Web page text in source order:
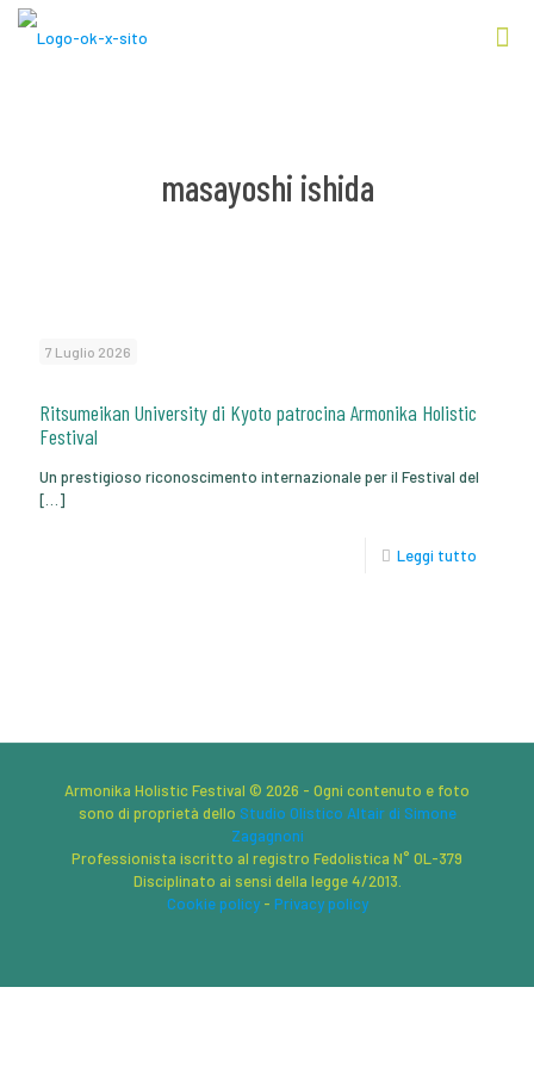
masayoshi ishida
7 Luglio 2026
Ritsumeikan University di Kyoto patrocina Armonika Holistic
Festival
Un prestigioso riconoscimento internazionale per il Festival del
[…]
Leggi tutto
Armonika Holistic Festival © 2026 - Ogni contenuto e foto
sono di proprietà dello Studio Olistico Altair di Simone
Zagagnoni
Professionista iscritto al registro Fedolistica N° OL-379
Disciplinato ai sensi della legge 4/2013.
Cookie policy- Privacy policy